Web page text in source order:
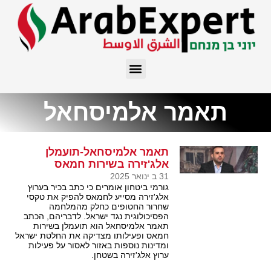
תאמר אלמיסחאל
תאמר אלמיסחאל-תועמלן
אלג'זירה בשירות חמאס
31 ב ינואר 2025
גורמי ביטחון אומרים כי כתב בכיר בערוץ
אלג'זירה מסייע לחמאס להפיק את טקסי
שחרור החטופים כחלק מהמלחמה
הפסיכולוגית נגד ישראל. לדבריהם, הכתב
תאמר אלמיסחאל הוא תועמלן בשירות
חמאס ופעילותו מצדיקה את החלטת ישראל
ומדינות נוספות באזור לאסור על פעילות
ערוץ אלג'זירה בשטחן.